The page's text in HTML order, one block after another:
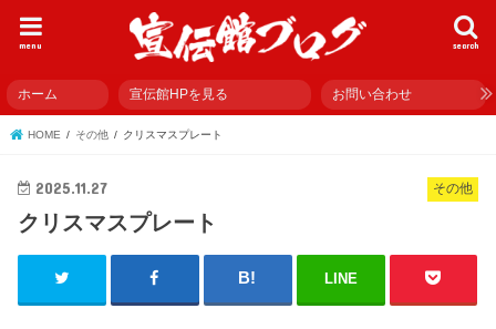
search
menu
ホーム 宣伝館HPを見る お問い合わせ
HOME その他 クリスマスプレート
その他
2025.11.27
クリスマスプレート
LINE